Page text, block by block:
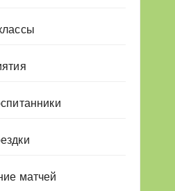
матчей